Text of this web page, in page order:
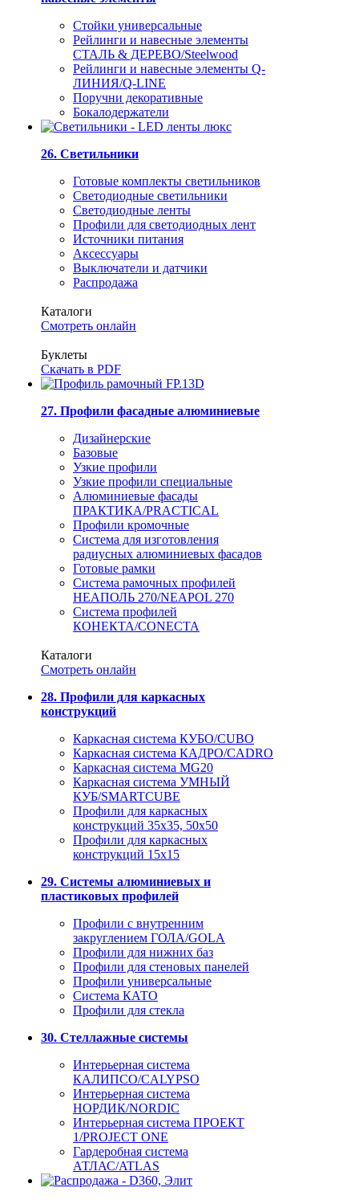
Стойки универсальные
Рейлинги и навесные элементы
СТАЛЬ & ДЕРЕВО/Steelwood
Рейлинги и навесные элементы Q-
ЛИНИЯ/Q-LINE
Поручни декоративные
Бокалодержатели
26. Светильники
Готовые комплекты светильников
Светодиодные светильники
Светодиодные ленты
Профили для светодиодных лент
Источники питания
Аксессуары
Выключатели и датчики
Распродажа
Каталоги
Смотреть онлайн
Буклеты
Скачать в PDF
27. Профили фасадные алюминиевые
Дизайнерские
Базовые
Узкие профили
Узкие профили специальные
Алюминиевые фасады
ПРАКТИКА/PRACTICAL
Профили кромочные
Система для изготовления
радиусных алюминиевых фасадов
Готовые рамки
Система рамочных профилей
НЕАПОЛЬ 270/NEAPOL 270
Система профилей
КОНЕКТА/CONECTA
Каталоги
Смотреть онлайн
28. Профили для каркасных
конструкций
Каркасная система КУБО/CUBO
Каркасная система КАДРО/CADRO
Каркасная система MG20
Каркасная система УМНЫЙ
КУБ/SMARTCUBE
Профили для каркасных
конструкций 35x35, 50x50
Профили для каркасных
конструкций 15х15
29. Системы алюминиевых и
пластиковых профилей
Профили с внутренним
закруглением ГОЛА/GOLA
Профили для нижних баз
Профили для стеновых панелей
Профили универсальные
Система КАТО
Профили для стекла
30. Стеллажные системы
Интерьерная система
КАЛИПСО/CALYPSO
Интерьерная система
НОРДИК/NORDIC
Интерьерная система ПРОЕКТ
1/PROJECT ONE
Гардеробная система
АТЛАС/ATLAS